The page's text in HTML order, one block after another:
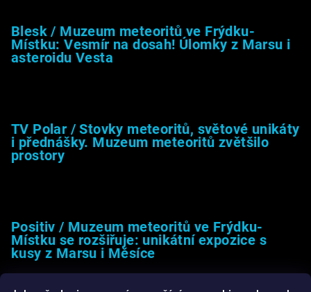
Blesk / Muzeum meteoritů ve Frýdku-
Místku: Vesmír na dosah! Úlomky z Marsu i
asteroidu Vesta
TV Polar / Stovky meteoritů, světové unikáty
i přednášky. Muzeum meteoritů zvětšilo
prostory
Positiv / Muzeum meteoritů ve Frýdku-
Místku se rozšiřuje: unikátní expozice s
kusy z Marsu i Měsíce